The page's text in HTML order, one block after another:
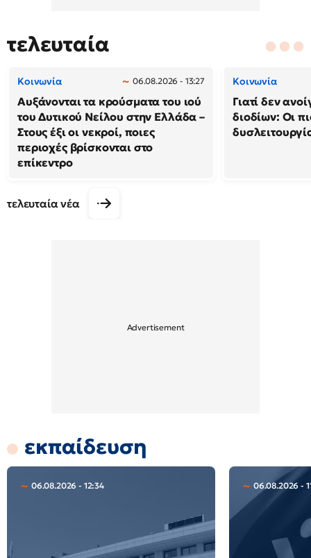
τελευταία
Κοινωνία 06.08.2026 - 13:27
Αυξάνονται τα κρούσματα του ιού
του Δυτικού Νείλου στην Ελλάδα –
Στους έξι οι νεκροί, ποιες
περιοχές βρίσκονται στο
επίκεντρο
Κοινωνία
Γιατί δεν
διοδίων: Οι
τελευταία νέα
εκπαίδευση
06.08.2026 - 12:34 06.08.2026 -